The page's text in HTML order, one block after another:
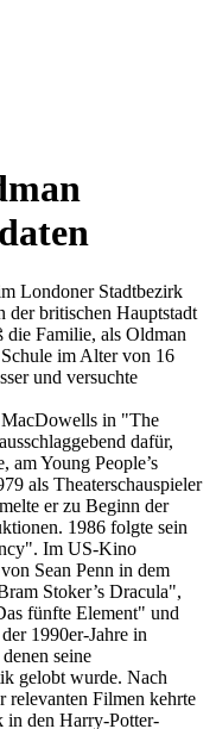
Londoner Stadtbezirk
der britischen Hauptstadt
die Familie, als Oldman
im Alter von 16
und versuchte
in "The
dafür,
am Young People’s
als Theaterschauspieler
er zu Beginn der
1986 folgte sein
Im US-Kino
Sean Penn in dem
Stoker’s Dracula",
fünfte Element" und
1990er-Jahre in
seine
gelobt wurde. Nach
Filmen kehrte
in den Harry-Potter-